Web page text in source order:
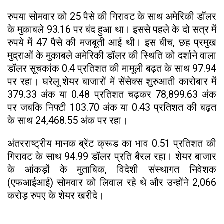
रुपया सोमवार को 25 पैसे की गिरावट के साथ अमेरिकी डॉलर
के मुकाबले 93.16 पर बंद हुआ था। इससे पहले के दो सत्र में
रुपये में 47 पैसे की मजबूती आई थी। इस बीच, छह प्रमुख
मुद्राओं के मुकाबले अमेरिकी डॉलर की स्थिति को दर्शाने वाला
डॉलर सूचकांक 0.4 प्रतिशत की मामूली बढ़त के साथ 97.94
पर रहा। घरेलू शेयर बाजारों में सेंसेक्स शुरुआती कारोबार में
379.33 अंक या 0.48 प्रतिशत चढ़कर 78,899.63 अंक
पर जबकि निफ्टी 103.70 अंक या 0.43 प्रतिशत की बढ़त
के साथ 24,468.55 अंक पर रहा।
अंतरराष्ट्रीय मानक ब्रेंट क्रूड का भाव 0.51 प्रतिशत की
गिरावट के साथ 94.99 डॉलर प्रति बैरल रहा। शेयर बाजार
के आंकड़ों के मुताबिक, विदेशी संस्थागत निवेशक
(एफआईआई) सोमवार को लिवाल रहे थे और उन्होंने 2,066
करोड़ रुपए के शेयर खरीदे।